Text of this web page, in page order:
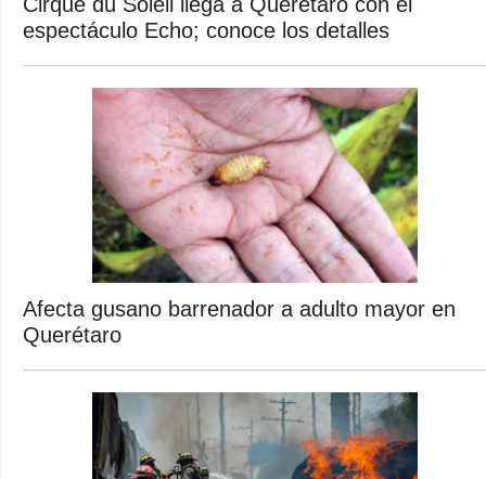
espectáculo Echo; conoce los detalles
Afecta gusano barrenador a adulto mayor en
Querétaro